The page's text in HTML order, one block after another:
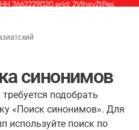
синонимов
подобрать
«Поиск синонимов». Для
используйте поиск по